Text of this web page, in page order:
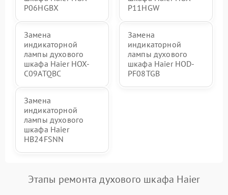
P06HGBX
P11HGW
Замена
индикаторной
лампы духового
шкафа Haier HOX-
C09ATQBC
Замена
индикаторной
лампы духового
шкафа Haier HOD-
PF08TGB
Замена
индикаторной
лампы духового
шкафа Haier
HB24FSNN
Этапы ремонта духового шкафа Haier